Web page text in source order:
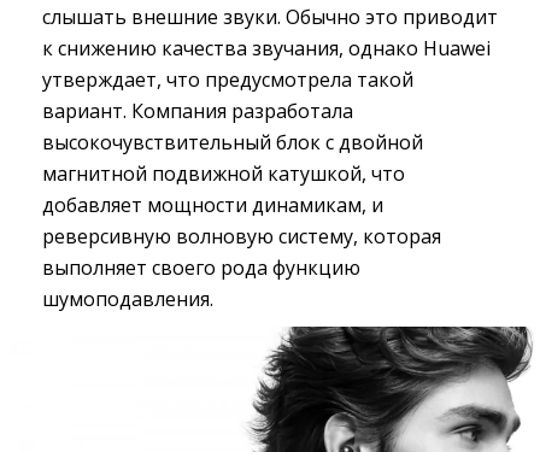
слышать внешние звуки. Обычно это приводит
к снижению качества звучания, однако Huawei
утверждает, что предусмотрела такой
вариант. Компания разработала
высокочувствительный блок с двойной
магнитной подвижной катушкой, что
добавляет мощности динамикам, и
реверсивную волновую систему, которая
выполняет своего рода функцию
шумоподавления.